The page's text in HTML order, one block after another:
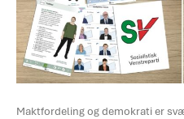
Maktfordeling og demokrati er